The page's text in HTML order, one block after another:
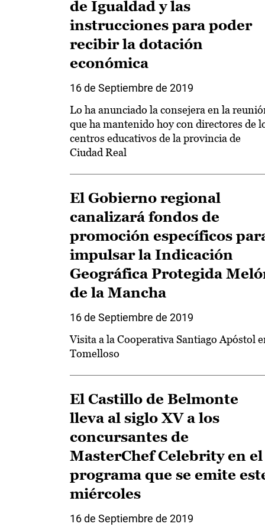
de Igualdad y las
instrucciones para poder
recibir la dotación
económica
16 de Septiembre de 2019
Lo ha anunciado la consejera en la
que ha mantenido hoy con directores de
centros educativos de la provincia de
Ciudad Real
El Gobierno regional
canalizará fondos de
promoción específicos
impulsar la Indicación
Geográfica Protegida
de la Mancha
16 de Septiembre de 2019
Visita a la Cooperativa Santiago Apóstol
Tomelloso
El Castillo de Belmonte
lleva al siglo XV a los
concursantes de
MasterChef Celebrity en el
programa que se emite
miércoles
16 de Septiembre de 2019